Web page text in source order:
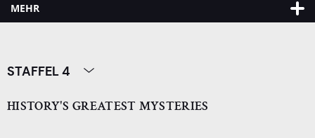
MEHR
STAFFEL 4
HISTORY'S GREATEST MYSTERIES